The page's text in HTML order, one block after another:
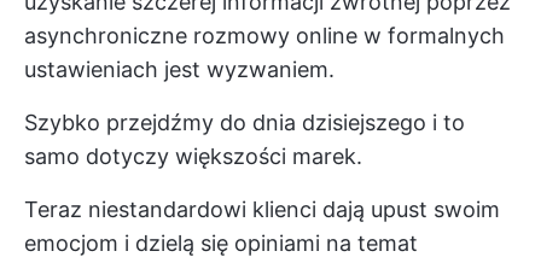
asynchroniczne rozmowy online w formalnych
ustawieniach jest wyzwaniem.
Szybko przejdźmy do dnia dzisiejszego i to
samo dotyczy większości marek.
Teraz niestandardowi klienci dają upust swoim
emocjom i dzielą się opiniami na temat